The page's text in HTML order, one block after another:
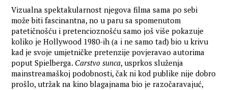
Vizualna spektakularnost njegova filma sama po sebi
može biti fascinantna, no u paru sa spomenutom
patetičnošću i pretencioznošću samo još više pokazuje
koliko je Hollywood 1980-ih (a i ne samo tad) bio u krivu
kad je svoje umjetničke pretenzije povjeravao autorima
poput Spielberga. Carstvo sunca, usprkos služenja
mainstreamaškoj podobnosti, čak ni kod publike nije dobro
prošlo, utržak na kino blagajnama bio je razočaravajuć,